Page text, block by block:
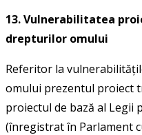
13. Vulnerabilitatea
drepturilor omului
Referitor la
omului prezentul proiect
proiectul de bază al Legii
(înregistrat în Parlament